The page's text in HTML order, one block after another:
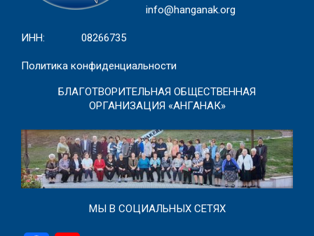
info@hanganak.org
ИНН: 08266735
Политика конфиденциальности
БЛАГОТВОРИТЕЛЬНАЯ ОБЩЕСТВЕННАЯ
ОРГАНИЗАЦИЯ «АНГАНАК»
МЫ В СОЦИАЛЬНЫХ СЕТЯХ